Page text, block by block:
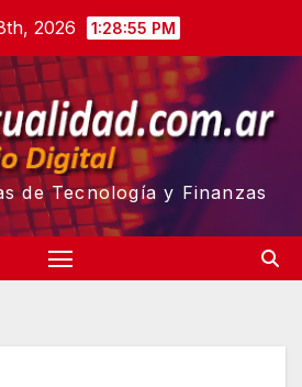
2026 1:28:56 PM
de Tecnología y Finanzas